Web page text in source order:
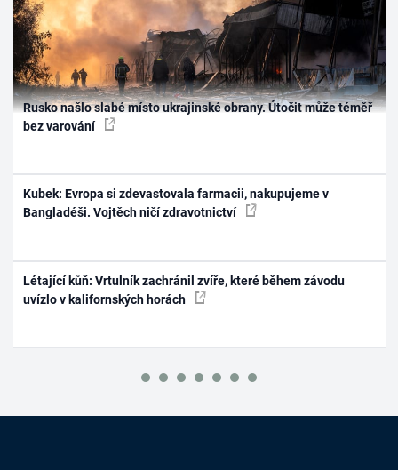
Rusko našlo slabé místo ukrajinské obrany. Útočit může téměř
bez varování
Kubek: Evropa si zdevastovala farmacii, nakupujeme v
Bangladéši. Vojtěch ničí zdravotnictví
Létající kůň: Vrtulník zachránil zvíře, které během závodu
uvízlo v kalifornských horách